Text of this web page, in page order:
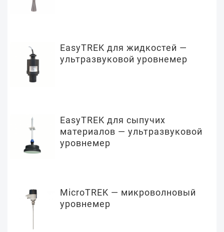
EasyTREK для жидкостей —
ультразвуковой уровнемер
EasyTREK для сыпучих
материалов — ультразвуковой
уровнемер
MicroTREK — микроволновый
уровнемер